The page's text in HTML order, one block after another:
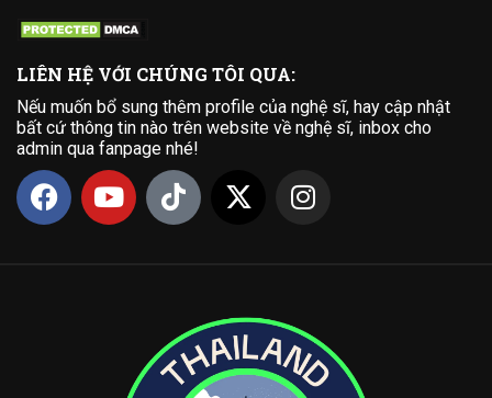
LIÊN HỆ VỚI CHÚNG TÔI QUA:
Nếu muốn bổ sung thêm profile của nghệ sĩ, hay cập nhật
bất cứ thông tin nào trên website về nghệ sĩ, inbox cho
admin qua fanpage nhé!